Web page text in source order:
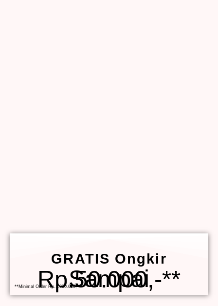
GRATIS Ongkir
Sampai Rp.50.000,-**
**Minimal Order Rp.1.000.000,-